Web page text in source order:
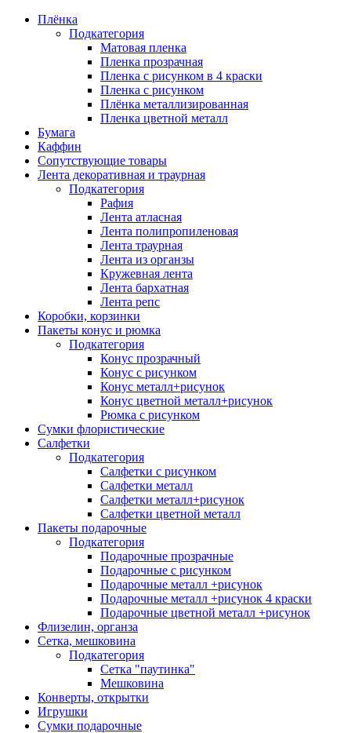
Плёнка
Подкатегория
Матовая пленка
Пленка прозрачная
Пленка с рисунком в 4 краски
Пленка с рисунком
Плёнка металлизированная
Пленка цветной металл
Бумага
Каффин
Сопутствующие товары
Лента декоративная и траурная
Подкатегория
Рафия
Лента атласная
Лента полипропиленовая
Лента траурная
Лента из органзы
Кружевная лента
Лента бархатная
Лента репс
Коробки, корзинки
Пакеты конус и рюмка
Подкатегория
Конус прозрачный
Конус с рисунком
Конус металл+рисунок
Конус цветной металл+рисунок
Рюмка с рисунком
Сумки флористические
Салфетки
Подкатегория
Салфетки с рисунком
Салфетки металл
Салфетки металл+рисунок
Салфетки цветной металл
Пакеты подарочные
Подкатегория
Подарочные прозрачные
Подарочные с рисунком
Подарочные металл +рисунок
Подарочные металл +рисунок 4 краски
Подарочные цветной металл +рисунок
Флизелин, органза
Сетка, мешковина
Подкатегория
Сетка "паутинка"
Мешковина
Конверты, открытки
Игрушки
Сумки подарочные